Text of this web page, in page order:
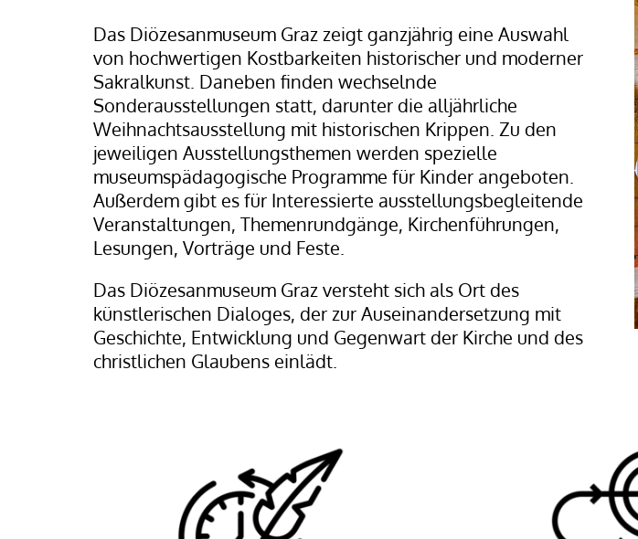
Das Diözesanmuseum Graz zeigt ganzjährig eine Auswahl
von hochwertigen Kostbarkeiten historischer und moderner
Sakralkunst. Daneben finden wechselnde
Sonderausstellungen statt, darunter die alljährliche
Weihnachtsausstellung mit historischen Krippen. Zu den
jeweiligen Ausstellungsthemen werden spezielle
museumspädagogische Programme für Kinder angeboten.
Außerdem gibt es für Interessierte ausstellungsbegleitende
Veranstaltungen, Themenrundgänge, Kirchenführungen,
Lesungen, Vorträge und Feste.
Das Diözesanmuseum Graz versteht sich als Ort des
künstlerischen Dialoges, der zur Auseinandersetzung mit
Geschichte, Entwicklung und Gegenwart der Kirche und des
christlichen Glaubens einlädt.